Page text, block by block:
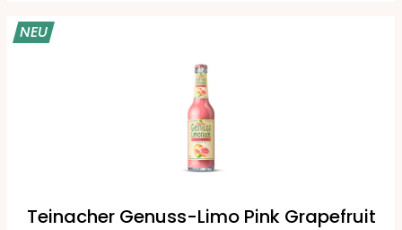
NEU
Teinacher Genuss-Limo Pink Grapefruit